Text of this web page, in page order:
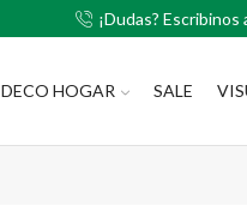
¡Dudas?
DECO HOGAR SALE